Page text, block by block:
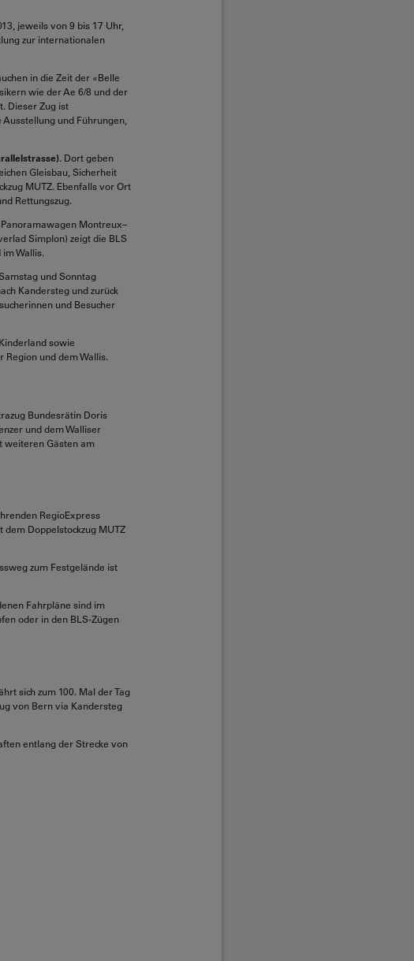
jeweils von 9 bis 17 Uhr,
zur internationalen
in die Zeit der «Belle
wie der Ae 6/8 und der
Dieser Zug ist
und Führungen,
. Dort geben
Gleisbau, Sicherheit
MUTZ. Ebenfalls vor Ort
Rettungszug.
Montreux–
Simplon) zeigt die BLS
Wallis.
und Sonntag
Kandersteg und zurück
und Besucher
sowie
und dem Wallis.
Bundesrätin Doris
und dem Walliser
weiteren Gästen am
RegioExpress
dem Doppelstockzug MUTZ
zum Festgelände ist
Fahrpläne sind im
oder in den BLS-Zügen
sich zum 100. Mal der Tag
von Bern via Kandersteg
entlang der Strecke von